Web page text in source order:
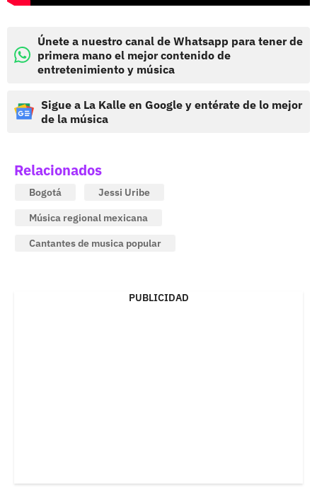
Únete a nuestro canal de Whatsapp para tener de
primera mano el mejor contenido de
entretenimiento y música
Sigue a La Kalle en Google y entérate de lo mejor
de la música
Relacionados
Bogotá
Jessi Uribe
Música regional mexicana
Cantantes de musica popular
PUBLICIDAD